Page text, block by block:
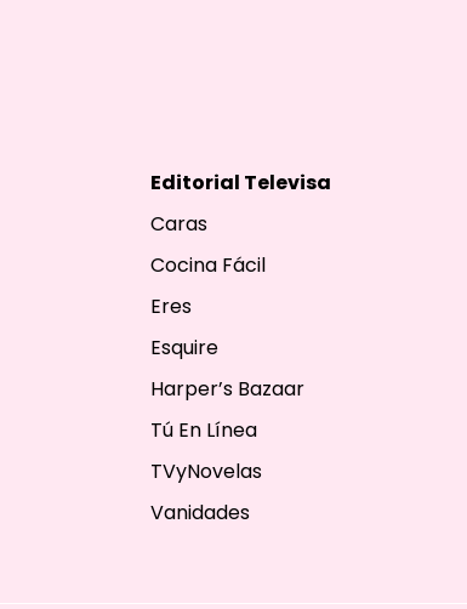
Editorial Televisa
Caras
Cocina Fácil
Eres
Esquire
Harper’s Bazaar
Tú En Línea
TVyNovelas
Vanidades